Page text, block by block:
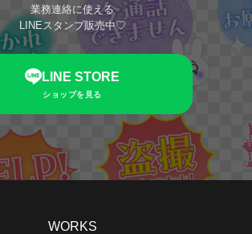
業務連絡に使える
LINEスタンプ販売中♡
LINE STORE
ショップを見る
WORKS